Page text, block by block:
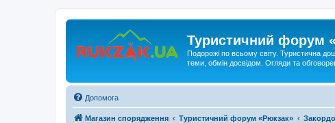
Туристичний форум
Подорожі по всьому світу. Туристична
теми, обмін досвідом. Огляди та
Допомога
Магазин спорядження Туристичний форум «Рюкзак»